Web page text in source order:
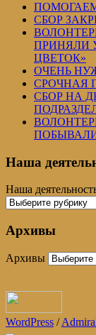
СБОР
ПРИНЯЛИ
ЦВЕТОК»
ОЧЕНЬ
СРОЧНАЯ
СБОР НА
Наша
Наша
Архивы
Архивы
WordPress /